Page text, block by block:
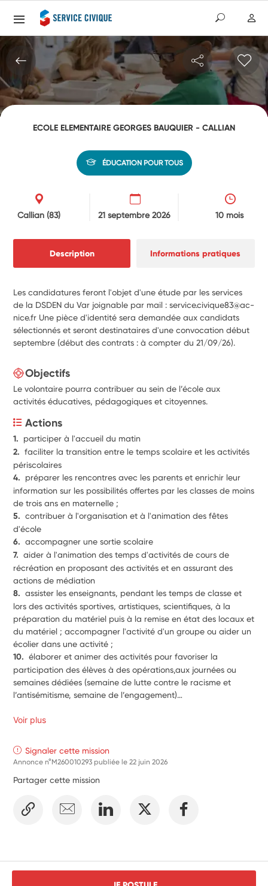
ECOLE ELEMENTAIRE GEORGES BAUQUIER - CALLIAN
ÉDUCATION POUR TOUS
Callian (83) 21 septembre 2026 10 mois
Description Informations pratiques
Les candidatures feront l'objet d'une étude par les services
de la DSDEN du Var joignable par mail : service.civique83@ac-
nice.fr Une pièce d'identité sera demandée aux candidats
sélectionnés et seront destinataires d'une convocation début
septembre (début des contrats : à compter du 21/09/26).
Objectifs
Le volontaire pourra contribuer au sein de l’école aux
activités éducatives, pédagogiques et citoyennes.
Actions
1. participer à l'accueil du matin
2. faciliter la transition entre le temps scolaire et les activités
périscolaires
4. préparer les rencontres avec les parents et enrichir leur
information sur les possibilités offertes par les classes de moins
de trois ans en maternelle ;
5. contribuer à l'organisation et à l'animation des fêtes
6. accompagner une sortie scolaire
7. aider à l'animation des temps d'activités de cours de
récréation en proposant des activités et en assurant des
actions de médiation
8. assister les enseignants, pendant les temps de classe et
lors des activités sportives, artistiques, scientifiques, à la
préparation du matériel puis à la remise en état des locaux et
du matériel ; accompagner l'activité d'un groupe ou aider un
écolier dans une activité ;
10. élaborer et animer des activités pour favoriser la
participation des élèves à des opérations,aux journées ou
semaines dédiées (semaine de lutte contre le racisme et
Voir plus
Signaler cette mission
Annonce n°M260010293 publiée le22 juin 2026
Partager cette mission